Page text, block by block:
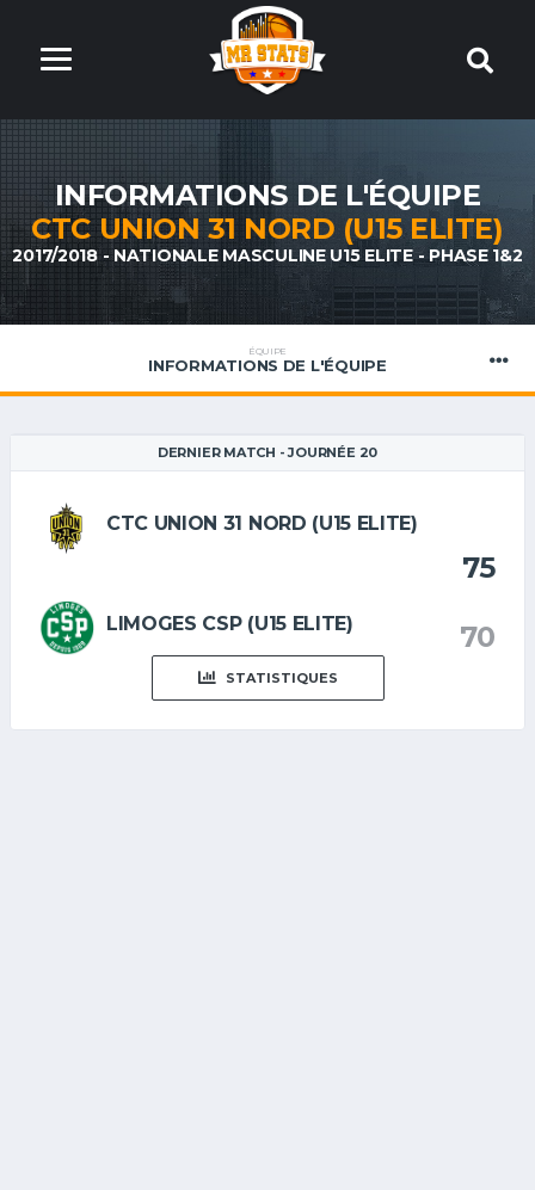
INFORMATIONS DE L'ÉQUIPE
CTC UNION 31 NORD (U15 ELITE)
2017/2018 - NATIONALE MASCULINE U15 ELITE - PHASE 1&2
ÉQUIPE
INFORMATIONS DE L'ÉQUIPE
DERNIER MATCH - JOURNÉE 20
CTC UNION 31 NORD (U15 ELITE)
75
70
LIMOGES CSP (U15 ELITE)
STATISTIQUES